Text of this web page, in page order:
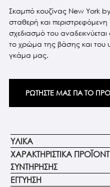
Σκαμπό κουζίνας New York
σταθερή και περιστρεφόμενη
σχεδιασμό του
το χρώμα της βάσης και του
γκάμα μας.
ΡΩΤΗΣΤΕ ΜΑΣ ΓΙΑ ΤΟ
ΥΛΙΚΑ
ΧΑΡΑΚΤΗΡΙΣΤΙΚΑ
ΣΥΝΤΗΡΗΣΗΣ
ΕΓΓΥΗΣΗ